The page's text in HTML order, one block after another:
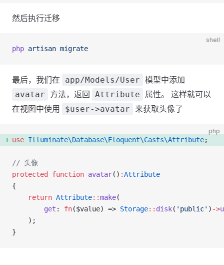
然后执行迁移
shell
php artisan migrate
最后，我们在 app/Models/User 模型中添加
avatar 方法，返回 Attribute
属性。 这样就可以
在视图中使用
$user->avatar 来获取头像了
php
use Illuminate\Database\Eloquent\Casts\Attribute;
// 头像
protected
function avatar() :Attribute
{
    return
Attribute::make(
        get
: fn($value) => Storage:: disk( 'public' ) ->
    );
}